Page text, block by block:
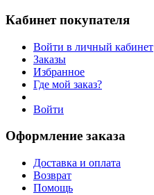
Кабинет покупателя
Войти в личный кабинет
Заказы
Избранное
Где мой заказ?
Войти
Оформление заказа
Доставка и оплата
Возврат
Помощь